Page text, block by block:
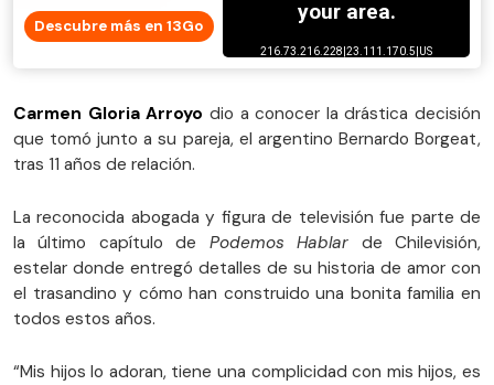
Descubre más en 13Go
Carmen Gloria Arroyo dio a conocer la drástica decisión
que tomó junto a su pareja, el argentino Bernardo Borgeat,
tras 11 años de relación.
La reconocida abogada y figura de televisión fue parte de
la último capítulo de Podemos Hablar de Chilevisión,
estelar donde entregó detalles de su historia de amor con
el trasandino y cómo han construido una bonita familia en
todos estos años.
“Mis hijos lo adoran, tiene una complicidad con mis hijos, es